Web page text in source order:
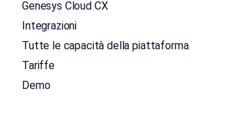
Genesys Cloud CX
Integrazioni
Tutte le capacità della piattaforma
Tariffe
Demo